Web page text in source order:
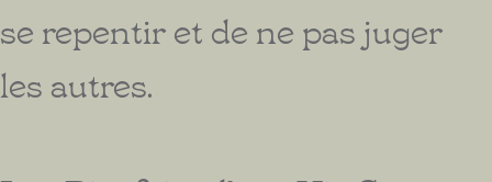
se repentir et de ne pas juger
les autres.